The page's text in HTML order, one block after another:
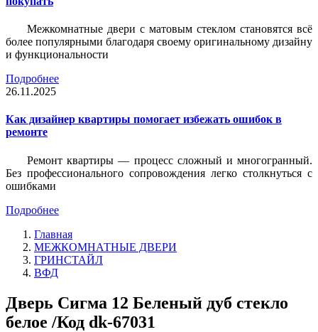
Межкомнатные двери с матовым стеклом становятся всё
более популярными благодаря своему оригинальному дизайну
и функциональности
Подробнее
26.11.2025
Как дизайнер квартиры помогает избежать ошибок в
ремонте
Ремонт квартиры — процесс сложный и многогранный.
Без профессионального сопровождения легко столкнуться с
ошибками
Подробнее
Главная
МЕЖКОМНАТНЫЕ ДВЕРИ
ГРИНСТАЙЛ
ВФД
Дверь Сигма 12 Беленый дуб стекло
белое /Код dk-67031